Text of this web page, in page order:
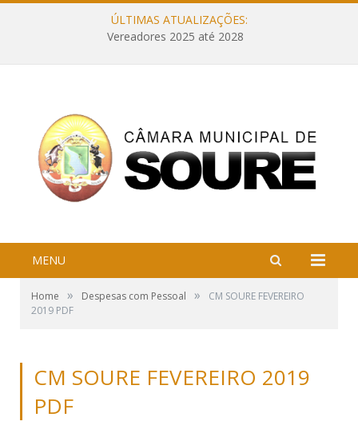
ÚLTIMAS ATUALIZAÇÕES:
Vereadores 2025 até 2028
MENU
Home » Despesas com Pessoal »
CM SOURE FEVEREIRO
2019 PDF
CM SOURE FEVEREIRO 2019
PDF